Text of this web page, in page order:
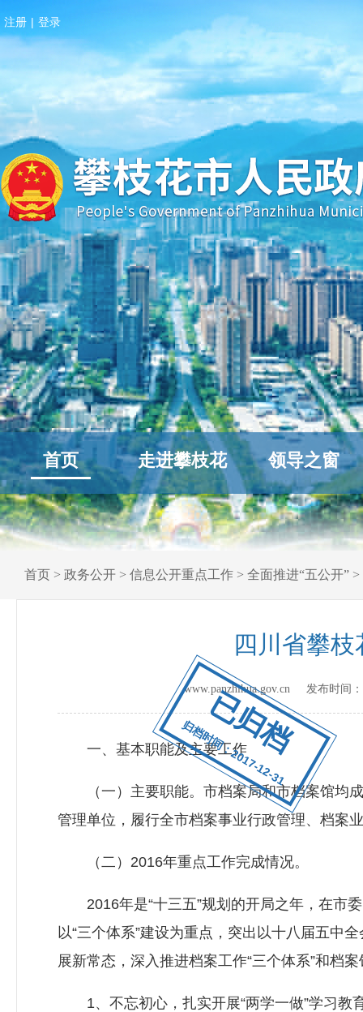
已归档
归档时间：2017-12-31
注册 | 登录
首页 走进攀枝花 领导之窗
首页 > 政务公开 > 信息公开重点工作 > 全面推进“五公开” >
四川省攀枝
www.panzhihua.gov.cn 发布时间：
一、基本职能及主要工作
（一）主要职能。市档案局和市档案馆均成
管理单位，履行全市档案事业行政管理、档案
（二）2016年重点工作完成情况。
2016年是“十三五”规划的开局之年，在市委
以“三个体系”建设为重点，突出以十八届五中
展新常态，深入推进档案工作“三个体系”和档
1、不忘初心，扎实开展“两学一做”学习教